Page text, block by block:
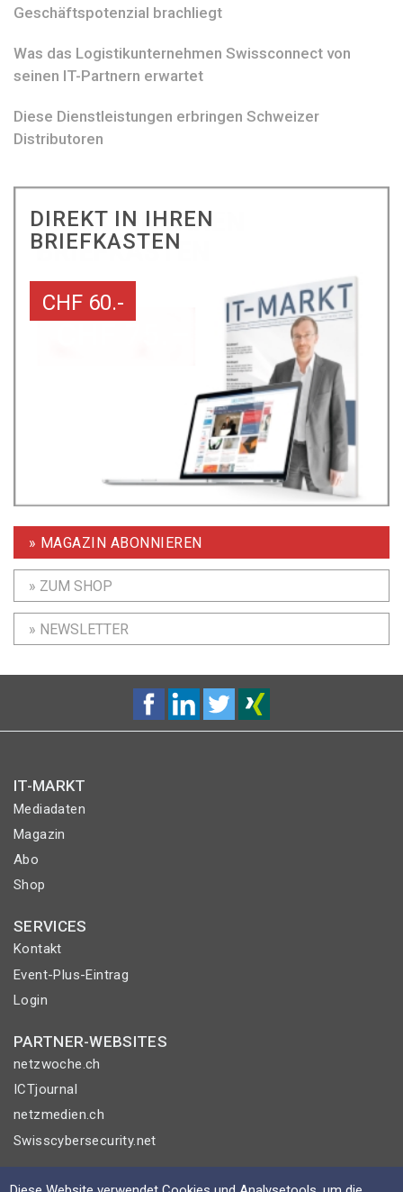
Geschäftspotenzial brachliegt
Was das Logistikunternehmen Swissconnect von
seinen IT-Partnern erwartet
Diese Dienstleistungen erbringen Schweizer
Distributoren
DIREKT IN IHREN
BRIEFKASTEN
CHF 60.-
» MAGAZIN ABONNIEREN
» ZUM SHOP
» NEWSLETTER
IT-MARKT
Mediadaten
Magazin
Abo
Shop
SERVICES
Kontakt
Event-Plus-Eintrag
Login
PARTNER-WEBSITES
netzwoche.ch
ICTjournal
netzmedien.ch
Swisscybersecurity.net
© NETZMEDIEN AG 2026